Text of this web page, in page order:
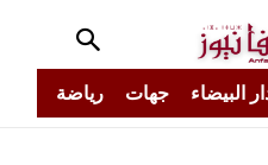
البيضاء جهات رياضة